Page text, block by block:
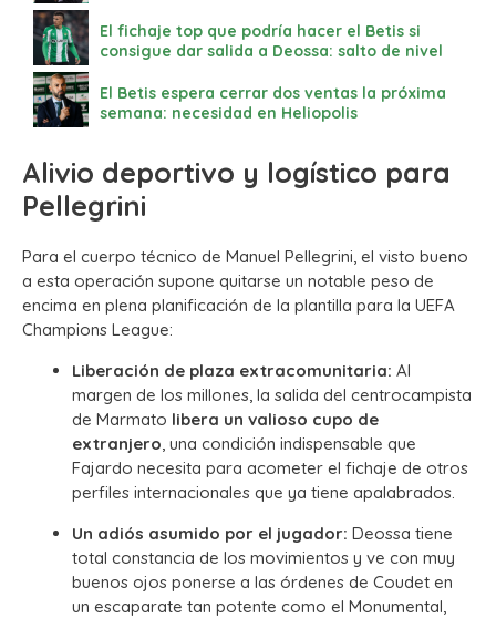
El fichaje top que podría hacer el Betis si
consigue dar salida a Deossa: salto de nivel
El Betis espera cerrar dos ventas la próxima
semana: necesidad en Heliopolis
Alivio deportivo y logístico para
Pellegrini
Para el cuerpo técnico de Manuel Pellegrini, el visto bueno
a esta operación supone quitarse un notable peso de
encima en plena planificación de la plantilla para la UEFA
Champions League:
Liberación de plaza extracomunitaria: Al
margen de los millones, la salida del centrocampista
de Marmato libera un valioso cupo de
extranjero, una condición indispensable que
Fajardo necesita para acometer el fichaje de otros
perfiles internacionales que ya tiene apalabrados.
Un adiós asumido por el jugador: Deossa tiene
total constancia de los movimientos y ve con muy
buenos ojos ponerse a las órdenes de Coudet en
un escaparate tan potente como el Monumental,